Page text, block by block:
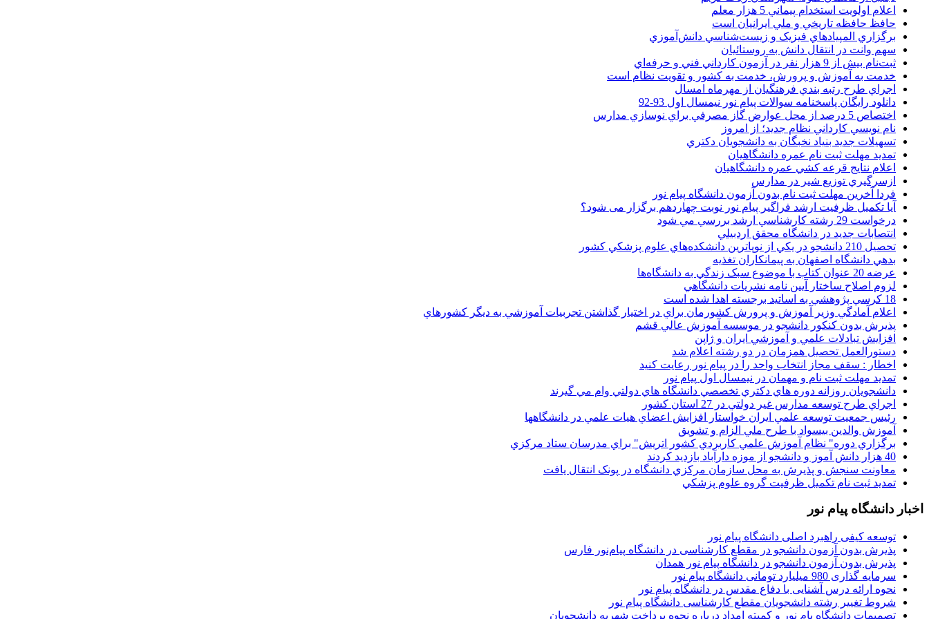
اعلام اولويت استخدام پيماني 5 هزار معلم
حافظ حافظه تاريخي و ملي ايرانيان است
برگزاري المپيادهاي فيزيک و زيست‌شناسي دانش‌آموزي
سهم وانت در انتقال دانش به روستائيان
ثبت‌نام بيش از 9 هزار نفر در آزمون کارداني فني و حرفه‌اي
خدمت به آموزش و پرورش، خدمت به کشور و تقويت نظام است
اجراي طرح رتبه بندي فرهنگيان از مهرماه امسال
دانلود رایگان پاسخنامه سوالات پیام نور نیمسال اول 93-92
اختصاص 5 درصد از محل عوارض گاز مصرفي براي نوسازي مدارس
نام نويسي کارداني نظام جديد؛ از امروز
تسهيلات جديد بنياد نخبگان به دانشجويان دکتري
تمديد مهلت ثبت نام عمره دانشگاهيان
اعلام نتايج قرعه کشي عمره دانشگاهيان
ازسرگيري توزيع شير در مدارس
فردا آخرین مهلت ثبت نام بدون آزمون دانشگاه پیام نور
آیا تکمیل ظرفیت ارشد فراگیر پیام نور نوبت چهاردهم برگزار می شود؟
درخواست 29 رشته کارشناسي ارشد بررسي مي شود
انتصابات جديد در دانشگاه محقق اردبيلي
تحصيل 210 دانشجو در يکي از نوپاترين دانشکده‌هاي علوم پزشکي کشور
بدهي دانشگاه اصفهان به پيمانکاران تغذيه
عرضه 20 عنوان کتاب با موضوع سبک زندگي به دانشگاه‌ها
لزوم اصلاح ساختار آيين نامه نشريات دانشگاهي
18 کرسي پژوهشي به اساتيد برجسته اهدا شده است
اعلام آمادگي وزير آموزش و پرورش کشورمان براي در اختيار گذاشتن تجربيات آموزشي به ديگر کشورهاي
پذيرش بدون کنکور دانشجو در موسسه آموزش عالي قشم
افزايش تبادلات علمي و آموزشي ايران و ژاپن
دستورالعمل تحصیل همزمان در دو رشته اعلام شد
اخطار : سقف مجاز انتخاب واحد را در پیام نور رعایت کنید
تمدید مهلت ثبت نام و مهمان در نیمسال اول پیام نور
دانشجويان روزانه دوره هاي دكتري تخصصي دانشگاه هاي دولتي وام مي گيرند
اجراي طرح توسعه مدارس غير دولتي در 27 استان کشور
رئيس جمعيت توسعه علمي ايران خواستار افزايش اعضاي هيات علمي در دانشگاهها
آموزش والدين بيسواد با طرح ملي الزام و تشويق
برگزاري دوره" نظام آموزش علمي كاربردي كشور اتريش" براي مدرسان ستاد مرکزي
40 هزار دانش آموز و دانشجو از موزه دارآباد بازديد کردند
معاونت سنجش و پذيرش به محل سازمان مرکزي دانشگاه در پونک انتقال يافت
تمديد ثبت نام تکميل ظرفيت گروه علوم پزشکي
اخبار دانشگاه پیام نور
توسعه کیفی راهبرد اصلی دانشگاه پیام نور
پذیرش بدون آزمون دانشجو در مقطع کارشناسی در دانشگاه پیام‌نور فارس
پذیرش بدون آزمون دانشجو در دانشگاه پیام نور همدان
سرمایه گذاری 980 میلیارد تومانی دانشگاه پیام نور
نحوه ارائه درس آشنایی با دفاع مقدس در دانشگاه پیام نور
شروط تغییر رشته دانشجویان مقطع کارشناسی دانشگاه پیام نور
تصمیمات دانشگاه یام نور و کمیته امداد درباره نحوه پرداخت شهریه دانشجویان